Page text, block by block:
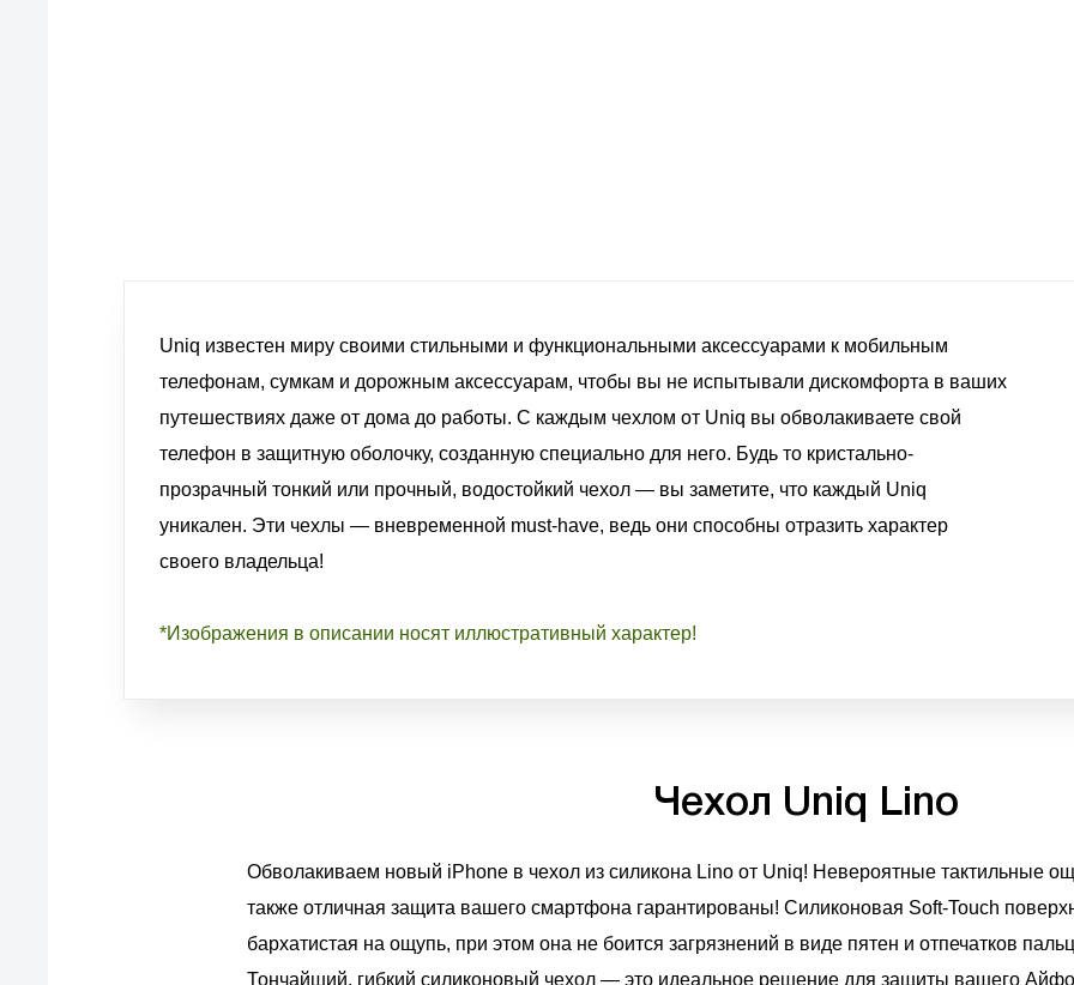
Uniq известен миру своими стильными и функциональными аксессуарами к мобильным
телефонам, сумкам и дорожным аксессуарам, чтобы вы не испытывали дискомфорта в ваших
путешествиях даже от дома до работы. С каждым чехлом от Uniq вы обволакиваете свой
телефон в защитную оболочку, созданную специально для него. Будь то кристально-
прозрачный тонкий или прочный, водостойкий чехол — вы заметите, что каждый Uniq
уникален. Эти чехлы — вневременной must-have, ведь они способны отразить характер
своего владельца!
*Изображения в описании носят иллюстративный характер!
Чехол Uniq Lino
Обволакиваем новый iPhone в чехол из силикона Lino от Uniq! Невероятные тактильные
также отличная защита вашего смартфона гарантированы! Силиконовая Soft-Touch
бархатистая на ощупь, при этом она не боится загрязнений в виде пятен и отпечатков
Тончайший, гибкий силиконовый чехол — это идеальное решение для защиты вашего